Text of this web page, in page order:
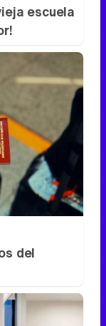
escuela
del